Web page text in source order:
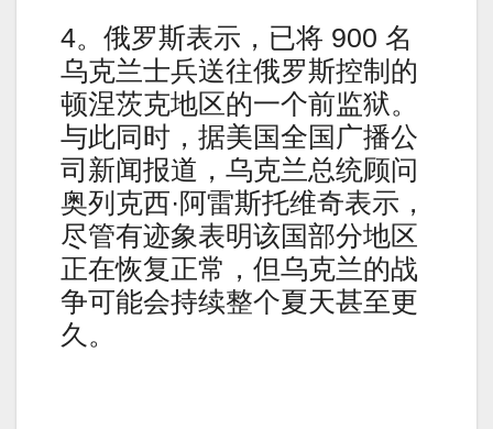
4。俄罗斯表示，已将 900 名
乌克兰士兵送往俄罗斯控制的
顿涅茨克地区的一个前监狱。
与此同时，据美国全国广播公
司新闻报道，乌克兰总统顾问
奥列克西·阿雷斯托维奇表示，
尽管有迹象表明该国部分地区
正在恢复正常，但乌克兰的战
争可能会持续整个夏天甚至更
久。